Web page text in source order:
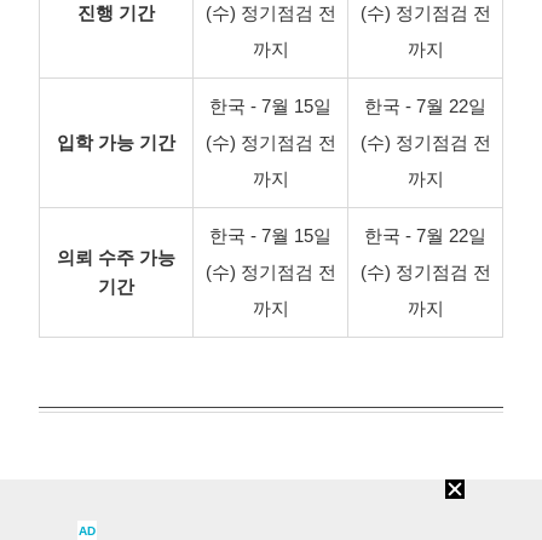
진행 기간
(수) 정기점검 전
까지
(수) 정기점검 전
까지
입학 가능 기간
한국 - 7월 15일
(수) 정기점검 전
까지
한국 - 7월 22일
(수) 정기점검 전
까지
의뢰 수주 가능
기간
한국 - 7월 15일
(수) 정기점검 전
까지
한국 - 7월 22일
(수) 정기점검 전
까지
AD